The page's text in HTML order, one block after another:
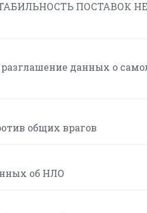
ПОСТАВОК
данных о
общих врагов
об НЛО